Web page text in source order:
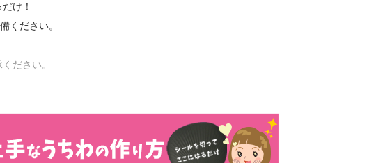
け！
ください。
ださい。